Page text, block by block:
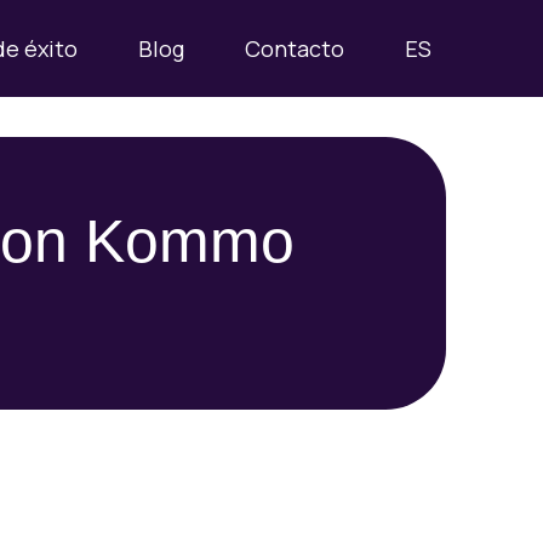
éxito Blog Contacto ES
Kommo